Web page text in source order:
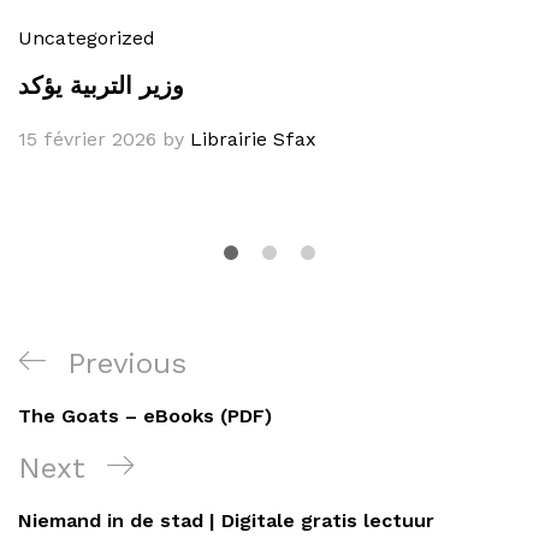
Uncategorized
وزير التربية يؤكد
15 février 2026 by Librairie Sfax
Navigation
de
l’article
Previous
Post
Previous
The Goats – eBooks (PDF)
Next
Post
Next
Niemand in de stad | Digitale gratis lectuur